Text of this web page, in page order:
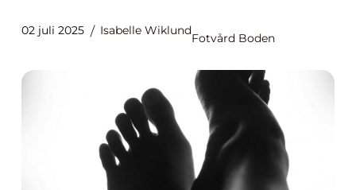
02 juli 2025 Isabelle Wiklund
Fotvård Boden